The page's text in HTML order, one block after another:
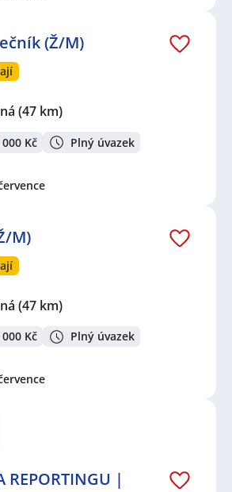
(Ž/M)
(47 km)
Kč Plný úvazek
M)
(47 km)
Kč Plný úvazek
REPORTINGU |